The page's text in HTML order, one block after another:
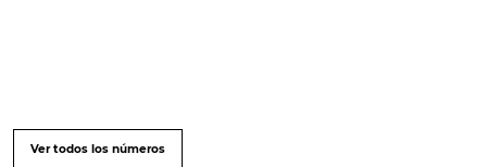
Ver todos los números